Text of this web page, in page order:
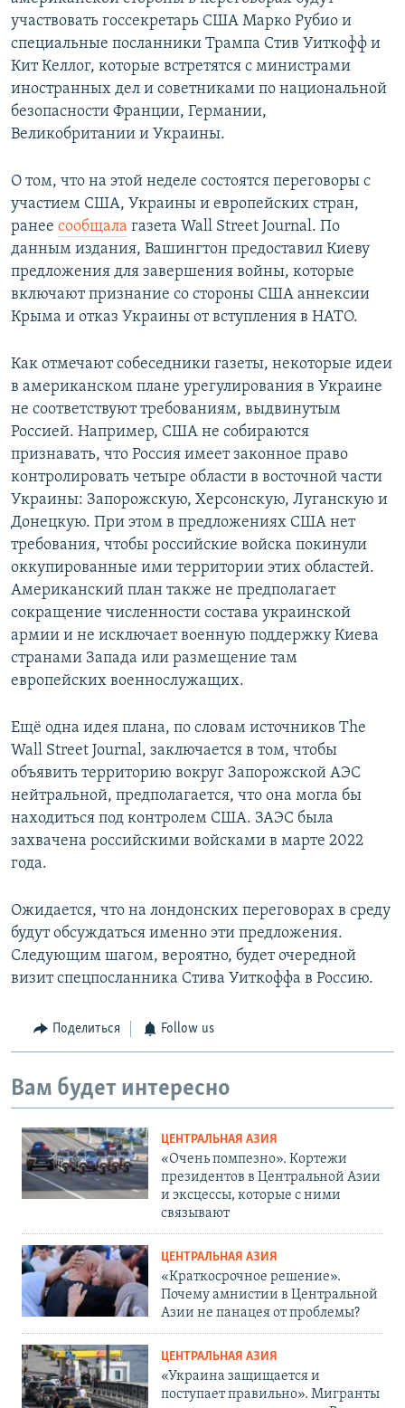
участвовать госсекретарь США Марко Рубио и
специальные посланники Трампа Стив Уиткофф и
Кит Келлог, которые встретятся с министрами
иностранных дел и советниками по национальной
безопасности Франции, Германии,
Великобритании и Украины.
О том, что на этой неделе состоятся переговоры с
участием США, Украины и европейских стран,
ранее сообщала газета Wall Street Journal. По
данным издания, Вашингтон предоставил Киеву
предложения для завершения войны, которые
включают признание со стороны США аннексии
Крыма и отказ Украины от вступления в НАТО.
Как отмечают собеседники газеты, некоторые идеи
в американском плане урегулирования в Украине
не соответствуют требованиям, выдвинутым
Россией. Например, США не собираются
признавать, что Россия имеет законное право
контролировать четыре области в восточной части
Украины: Запорожскую, Херсонскую, Луганскую и
Донецкую. При этом в предложениях США нет
требования, чтобы российские войска покинули
оккупированные ими территории этих областей.
Американский план также не предполагает
сокращение численности состава украинской
армии и не исключает военную поддержку Киева
странами Запада или размещение там
европейских военнослужащих.
Ещё одна идея плана, по словам источников The
Wall Street Journal, заключается в том, чтобы
объявить территорию вокруг Запорожской АЭС
нейтральной, предполагается, что она могла бы
находиться под контролем США. ЗАЭС была
захвачена российскими войсками в марте 2022
года.
Ожидается, что на лондонских переговорах в среду
будут обсуждаться именно эти предложения.
Следующим шагом, вероятно, будет очередной
визит спецпосланника Стива Уиткоффа в Россию.
Поделиться Follow us
Вам будет интересно
ЦЕНТРАЛЬНАЯ АЗИЯ
«Очень помпезно». Кортежи
президентов в Центральной Азии
и эксцессы, которые с ними
связывают
ЦЕНТРАЛЬНАЯ АЗИЯ
«Краткосрочное решение».
Почему амнистии в Центральной
Азии не панацея от проблемы?
ЦЕНТРАЛЬНАЯ АЗИЯ
«Украина защищается и
поступает правильно». Мигранты